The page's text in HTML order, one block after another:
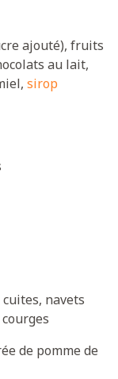
ajouté), fruits
au lait,
sirop
navets
de pomme de